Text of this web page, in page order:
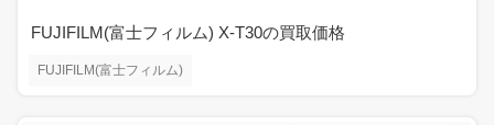
FUJIFILM(富士フィルム)
FUJIFILM(富士フィルム) X-T30の買取価格